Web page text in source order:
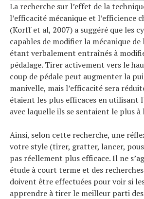
La recherche sur l’effet de la
l’efficacité mécanique et l’efficience
(Korff et al, 2007) a suggéré que les
capables de modifier la mécanique
étant verbalement entraînés à
pédalage. Tirer activement vers le
coup de pédale peut augmenter la
manivelle, mais l’efficacité sera
étaient les plus efficaces en utilisant
avec laquelle ils se sentaient le plus à
Ainsi, selon cette recherche, une
votre style (tirer, gratter, lancer,
pas réellement plus efficace. Il ne
étude à court terme et des
doivent être effectuées pour voir si
apprendre à tirer le meilleur parti